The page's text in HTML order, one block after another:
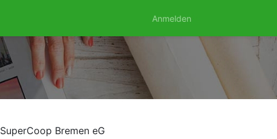
Anmelden
SuperCoop Bremen eG